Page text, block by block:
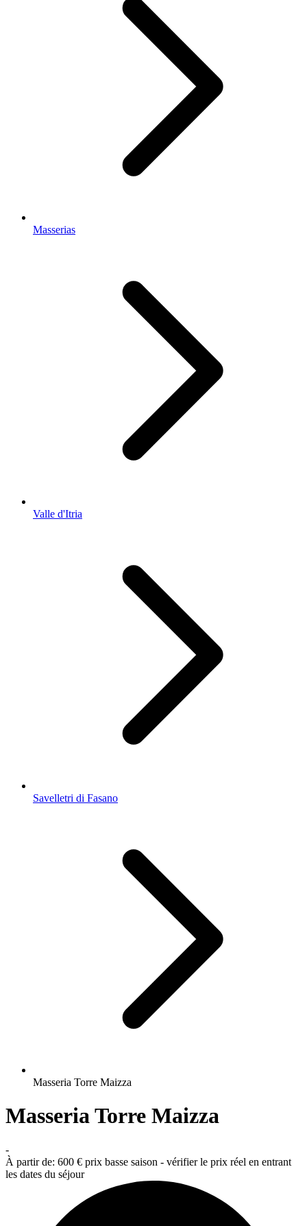
Masserias
Valle d'Itria
Savelletri di Fasano
Masseria Torre Maizza
Masseria Torre Maizza
-
À partir de: 600 € prix basse saison - vérifier le prix réel en entrant
les dates du séjour